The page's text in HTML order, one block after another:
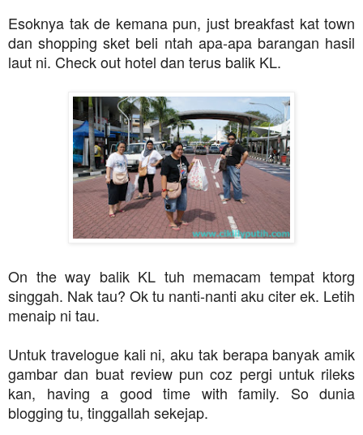
Esoknya tak de kemana pun, just breakfast kat town
dan shopping sket beli ntah apa-apa barangan hasil
laut ni. Check out hotel dan terus balik KL.
On the way balik KL tuh memacam tempat ktorg
singgah. Nak tau? Ok tu nanti-nanti aku citer ek. Letih
menaip ni tau.
Untuk travelogue kali ni, aku tak berapa banyak amik
gambar dan buat review pun coz pergi untuk rileks
kan, having a good time with family. So dunia
blogging tu, tinggallah sekejap.